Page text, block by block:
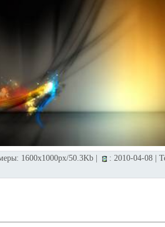
1600x1000px/50.3Kb | : 2010-04-08 |